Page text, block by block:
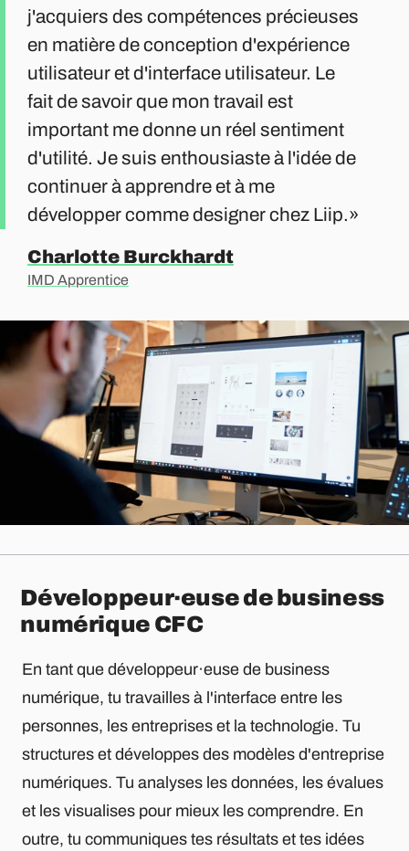
j'acquiers des compétences précieuses
en matière de conception d'expérience
utilisateur et d'interface utilisateur. Le
fait de savoir que mon travail est
important me donne un réel sentiment
d'utilité. Je suis enthousiaste à l'idée de
continuer à apprendre et à me
développer comme designer chez Liip.
Charlotte Burckhardt
IMD Apprentice
Développeur·euse de business
numérique CFC
En tant que développeur·euse de business
numérique, tu travailles à l'interface entre les
personnes, les entreprises et la technologie. Tu
structures et développes des modèles d'entreprise
numériques. Tu analyses les données, les évalues
et les visualises pour mieux les comprendre. En
outre, tu communiques tes résultats et tes idées